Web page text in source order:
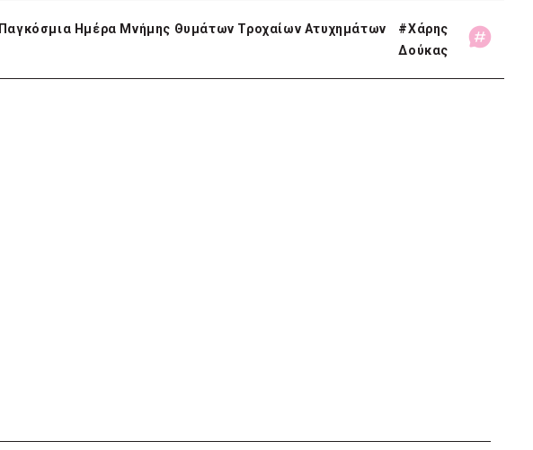
Παγκόσμια Ημέρα Μνήμης Θυμάτων Τροχαίων Ατυχημάτων #Χάρης
Δούκας